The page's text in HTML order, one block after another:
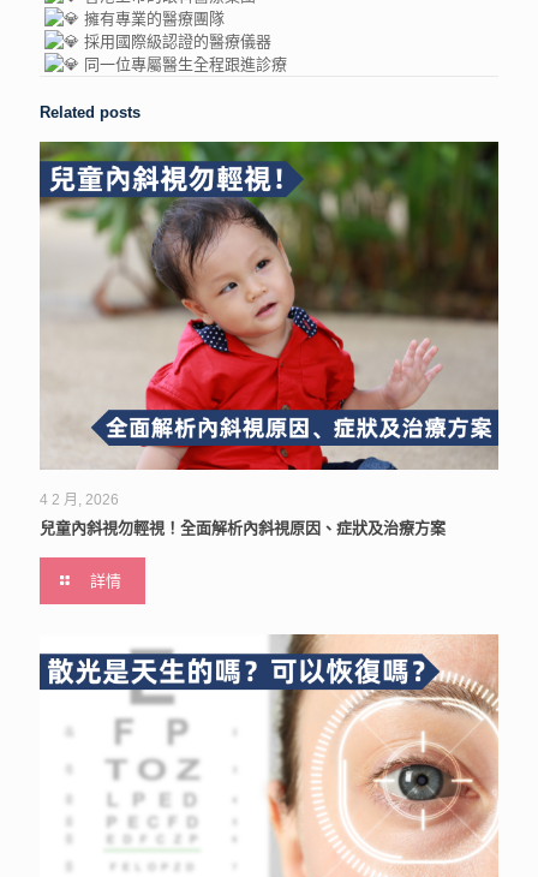
擁有專業的醫療團隊
採用國際級認證的醫療儀器
同一位專屬醫生全程跟進診療
Related posts
4 2 月, 2026
兒童內斜視勿輕視！全面解析內斜視原因、症狀及治療方案
詳情